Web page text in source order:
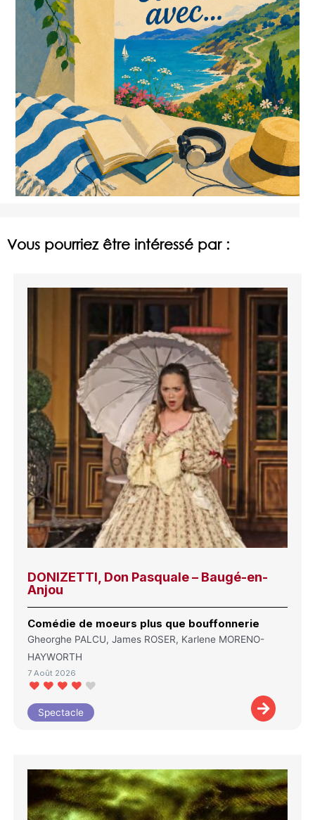
Vous pourriez être intéressé par :
DONIZETTI, Don Pasquale – Baugé-en-
Anjou
Comédie de moeurs plus que bouffonnerie
Gheorghe PALCU, James ROSER, Karlene MORENO-
HAYWORTH
7 Août 2026
Spectacle